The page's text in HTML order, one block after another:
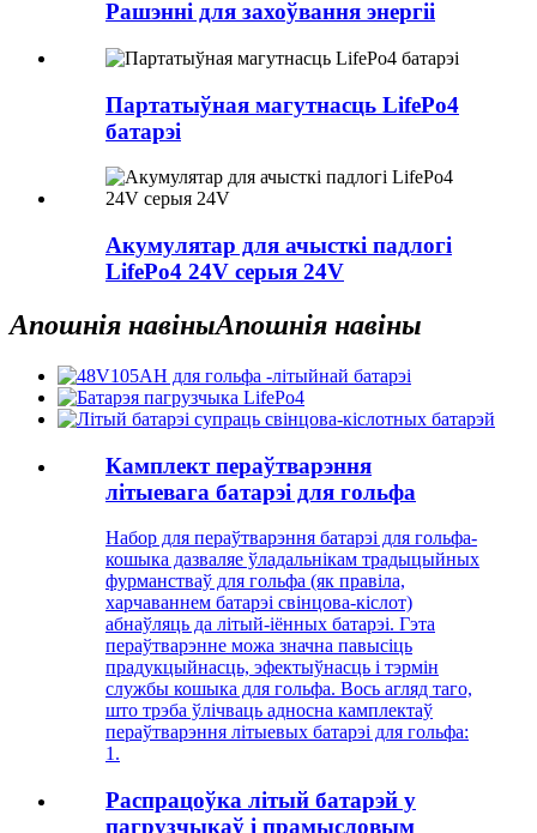
Рашэнні для захоўвання энергіі
Партатыўная магутнасць LifePo4
батарэі
Акумулятар для ачысткі падлогі
LifePo4 24V серыя 24V
Апошнія навіныАпошнія навіны
Камплект пераўтварэння
літыевага батарэі для гольфа
Набор для пераўтварэння батарэі для гольфа-
кошыка дазваляе ўладальнікам традыцыйных
фурманстваў для гольфа (як правіла,
харчаваннем батарэі свінцова-кіслот)
абнаўляць да літый-іённых батарэі. Гэта
пераўтварэнне можа значна павысіць
прадукцыйнасць, эфектыўнасць і тэрмін
службы кошыка для гольфа. Вось агляд таго,
што трэба ўлічваць адносна камплектаў
пераўтварэння літыевых батарэі для гольфа:
1.
Распрацоўка літый батарэй у
пагрузчыкаў і прамысловым